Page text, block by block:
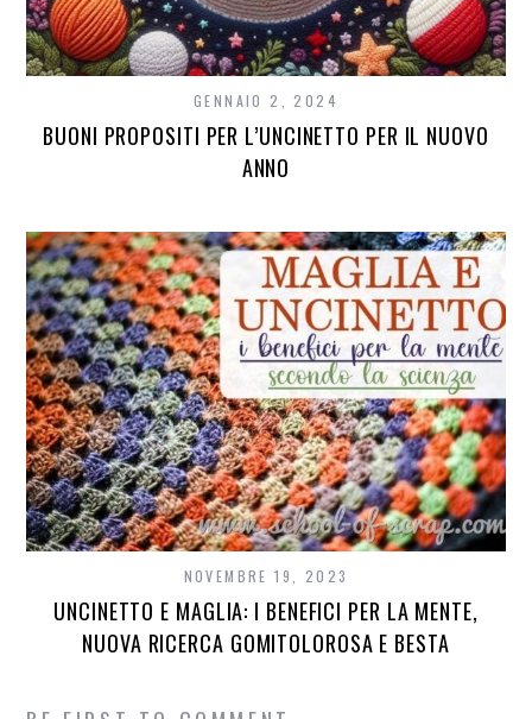
GENNAIO 2, 2024
BUONI PROPOSITI PER L’UNCINETTO PER IL NUOVO
ANNO
NOVEMBRE 19, 2023
UNCINETTO E MAGLIA: I BENEFICI PER LA MENTE,
NUOVA RICERCA GOMITOLOROSA E BESTA